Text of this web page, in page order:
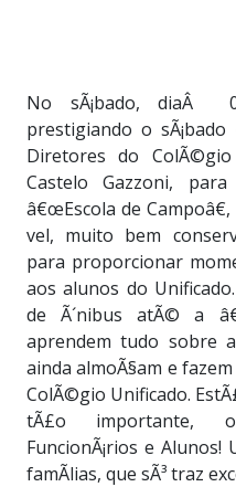
No sÃ¡bado, diaÂ
prestigiando o
Diretores do
Castelo Gazzoni,
â€œEscola de
vel, muito bem
para proporcionar
aos alunos do
de Ã´nibus atÃ© a
aprendem tudo sobre
ainda almoÃ§am e
ColÃ©gio Unificado.
tÃ£o importante,
FuncionÃ¡rios e
famÃ­lias, que sÃ³ traz